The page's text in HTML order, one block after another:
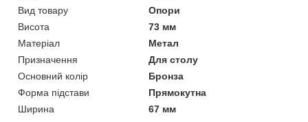
Вид товару
Опори
Висота
73 мм
Матеріал
Метал
Призначення
Для столу
Основний колір
Бронза
Форма підстави
Прямокутна
Ширина
67 мм